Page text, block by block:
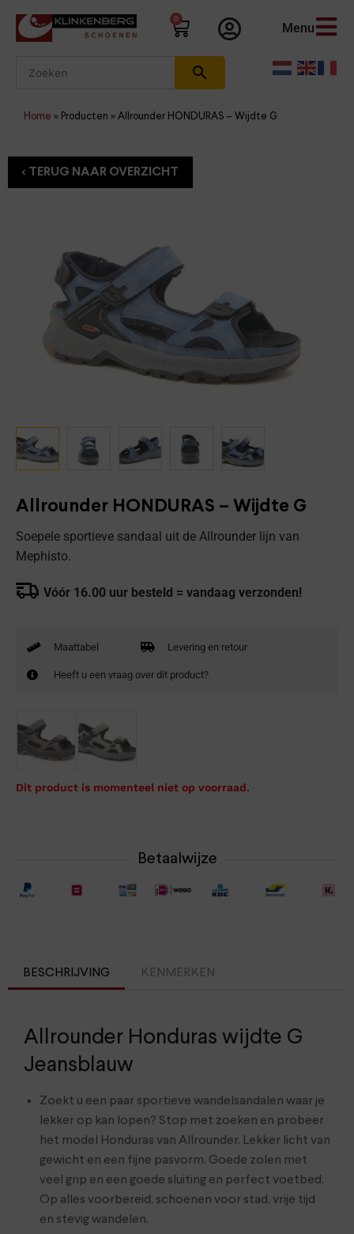
0
Menu
Home » Producten » Allrounder HONDURAS – Wijdte G
Allrounder HONDURAS – Wijdte G
Soepele sportieve sandaal uit de Allrounder lijn van
Mephisto.
Vóór 16.00 uur besteld = vandaag verzonden!
Maattabel Levering en retour
Heeft u een vraag over dit product?
Dit product is momenteel niet op voorraad.
Betaalwijze
BESCHRIJVING KENMERKEN
Allrounder Honduras wijdte G
Jeansblauw
Zoekt u een paar sportieve wandelsandalen waar je
lekker op kan lopen? Stop met zoeken en probeer
het model Honduras van Allrounder. Lekker licht van
gewicht en een fijne pasvorm. Goede zolen met
veel grip en een goede sluiting en perfect voetbed.
Op alles voorbereid, schoenen voor stad, vrije tijd
en stevig wandelen.